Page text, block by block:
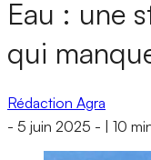
Eau : une
qui
Rédaction Agra
- 5 juin 2025 - 10